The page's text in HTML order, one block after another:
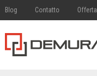
Blog Contatto Offerta